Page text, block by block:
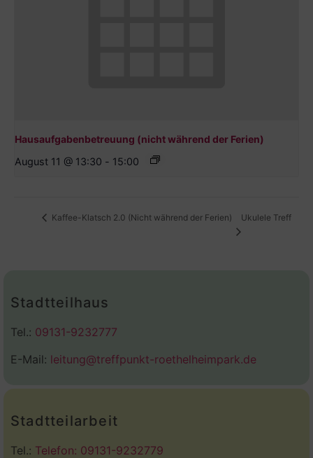
Hausaufgabenbetreuung (nicht während der Ferien)
August 11 @ 13:30 - 15:00
Kaffee-Klatsch 2.0 (Nicht während der Ferien) Ukulele Treff
Stadtteilhaus
Tel.: 09131-9232777
E-Mail: leitung@treffpunkt-roethelheimpark.de
Stadtteilarbeit
Tel.: Telefon: 09131-9232779